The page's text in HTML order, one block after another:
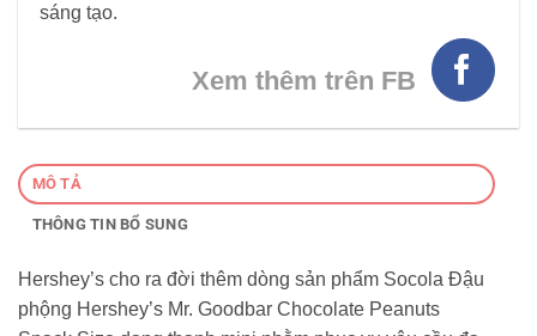
sáng tạo.
Xem thêm trên FB
MÔ TẢ
THÔNG TIN BỔ SUNG
Hershey’s cho ra đời thêm dòng sản phẩm Socola Đậu
phộng Hershey’s Mr. Goodbar Chocolate Peanuts